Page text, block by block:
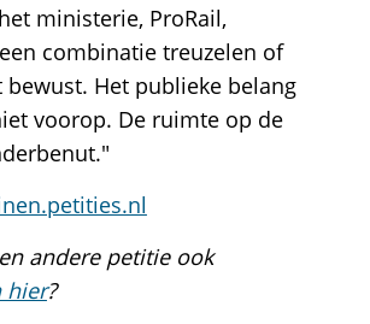
ministerie, ProRail,
combinatie treuzelen of
Het publieke belang
voorop. De ruimte op de
andere petitie ook
hier?